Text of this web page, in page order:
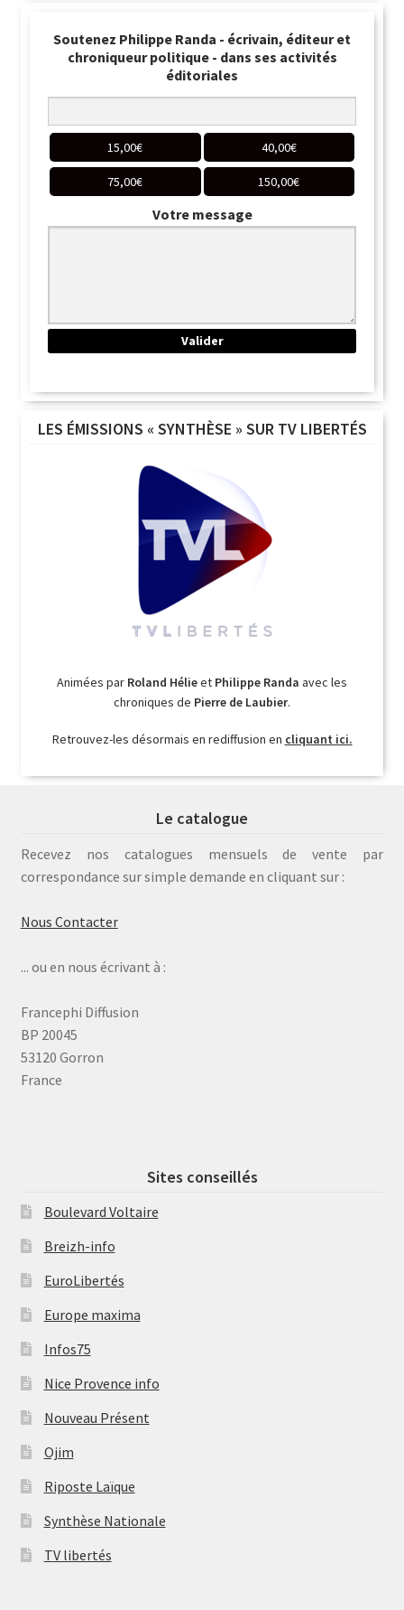
Soutenez Philippe Randa - écrivain, éditeur et
chroniqueur politique - dans ses activités
éditoriales
15,00€ 40,00€
75,00€ 150,00€
Votre message
LES ÉMISSIONS « SYNTHÈSE » SUR TV LIBERTÉS
Animées par Roland Hélieet Philippe Randa avec les
chroniques de Pierre de Laubier.
Retrouvez-les désormais en rediffusion en cliquant ici.
Le catalogue
Recevez nos catalogues mensuels de vente par
correspondance sur simple demande en cliquant sur :
Nous Contacter
... ou en nous écrivant à :
Francephi Diffusion
BP 20045
53120 Gorron
France
Sites conseillés
Boulevard Voltaire
Breizh-info
EuroLibertés
Europe maxima
Infos75
Nice Provence info
Nouveau Présent
Ojim
Riposte Laïque
Synthèse Nationale
TV libertés